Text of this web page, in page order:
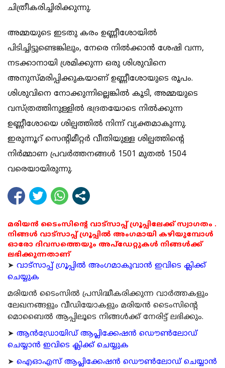
ചിത്രീകരിച്ചിരിക്കുന്നു.
അമ്മയുടെ ഇടതു കരം ഉണ്ണീശോയില്‍
പിടിച്ചിട്ടുണ്ടെങ്കിലും, നേരെ നില്‍ക്കാന്‍ ശേഷി വന്ന,
നടക്കാനായി ശ്രമിക്കുന്ന ഒരു ശിശുവിനെ
അനുസ്മരിപ്പിക്കുകയാണ് ഉണ്ണീശോയുടെ രൂപം.
ശിശുവിനെ നോക്കുന്നില്ലെങ്കില്‍ കൂടി, അമ്മയുടെ
വസ്ത്രത്തിനുള്ളില്‍ ഭദ്രതയോടെ നില്‍ക്കുന്ന
ഉണ്ണീശോയെ ശില്പത്തില്‍ നിന്ന് വ്യക്തമാകുന്നു.
ഇരുന്നൂറ് സെന്റിമീറ്റര്‍ വീതിയുള്ള ശില്പത്തിന്റെ
നിര്‍മ്മാണ പ്രവര്‍ത്തനങ്ങള്‍ 1501 മുതല്‍ 1504
വരെയായിരുന്നു.
മരിയൻ ടൈംസിന്റെ വാട്സാപ്പ് ഗ്രൂപ്പിലേക്ക് സ്വാഗതം .
നിങ്ങൾ വാട്സാപ്പ് ഗ്രൂപ്പിൽ അംഗമായി കഴിയുമ്പോൾ
ഓരോ ദിവസത്തെയും അപ്ഡേറ്റുകൾ നിങ്ങൾക്ക്
ലഭിക്കുന്നതാണ്
➤ വാട്സാപ്പ് ഗ്രൂപ്പിൽ അംഗമാകുവാൻ ഇവിടെ ക്ലിക്ക്
ചെയ്യുക
മരിയന്‍ ടൈംസില്‍ പ്രസിദ്ധീകരിക്കുന്ന വാര്‍ത്തകളും
ലേഖനങ്ങളും വീഡിയോകളും മരിയന്‍ ടൈംസിന്റെ
മൊബൈല്‍ ആപ്പിലൂടെ നിങ്ങള്‍ക്ക് നേരിട്ട് ലഭിക്കും.
➤ ആന്‍ഡ്രോയിഡ് ആപ്ലിക്കേഷന്‍ ഡൌണ്‍ലോഡ്
ചെയ്യാന്‍ ഇവിടെ ക്ലിക്ക് ചെയ്യുക
➤ ഐഓഎസ് ആപ്ലിക്കേഷന്‍ ഡൌണ്‍ലോഡ് ചെയ്യാന്‍